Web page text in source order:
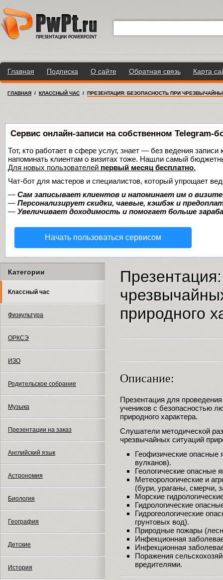
Главная Подписка О сайте Обратная связь Карта
ГЛАВНАЯ / КЛАССНЫЙ ЧАС / ПРЕЗЕНТАЦИЯ: БЕЗОПАСНОСТЬ ПРИ
Сервис онлайн-записи на собственном Telegram-
Тот, кто работает в сфере услуг, знает — без ведения
напоминать клиентам о визитах тоже. Нашли самый
Для новых пользователей первый месяц бесплатно.
Чат-бот для мастеров и специалистов, который упрощает
— Сам записывает клиентов и напоминает им о
— Персонализирует скидки, чаевые, кэшбэк и
— Увеличивает доходимость и помогает больше
Начать пользоваться сервисом
Категории
Классный час
Физкультура
ОРКСЭ
ИЗО
Родительское собрание
Музыка
Презентации на заказ
Английский язык
Астрономия
Биология
География
Детские
История
природного
Описание:
Презентация для
учеников с безопасностью
природного характера.
Слушатели методической
чрезвычайных ситуаций
Геофизические опасные
вулканов).
Геологические опасные
Метеорологические и
(бури, ураганы, смерчи,
Морские
Гидрологические
Гидрогеологические
грунтовых вод).
Природные пожары
Инфекционная
Инфекционная
Поражения
вредителями.